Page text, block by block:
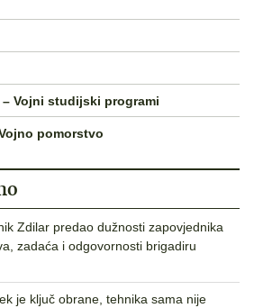
Vojni studijski programi
pomorstvo
Zdilar predao dužnosti zapovjednika
zadaća i odgovornosti brigadiru
je ključ obrane, tehnika sama nije